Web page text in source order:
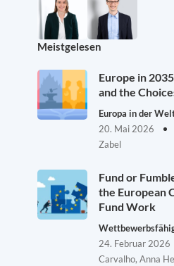
Meistgelesen
Europe in
and the
Europa in der
20. Mai 2026
Zabel
Fund or
the European
Fund Work
24. Februar 2026
Carvalho, Anna